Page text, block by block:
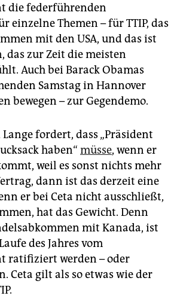
die federführenden
einzelne Themen – für TTIP, das
mit den USA, und das ist
das zur Zeit die meisten
Auch bei Barack Obamas
Samstag in Hannover
bewegen – zur Gegendemo.
fordert, dass „Präsident
haben“ müsse, wenn er
weil es sonst nichts mehr
dann ist das derzeit eine
er bei Ceta nicht ausschließt,
hat das Gewicht. Denn
mit Kanada, ist
des Jahres vom
ratifiziert werden – oder
Ceta gilt als so etwas wie der